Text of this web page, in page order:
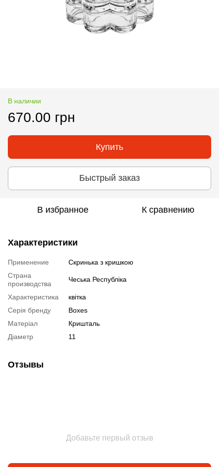
В наличии
670.00 грн
Купить
Быстрый заказ
В избранное К сравнению
Характеристики
Применение
Скринька з кришкою
Страна
производства
Чеська Республіка
Характеристика
квітка
Серія бренду
Boxes
Матеріал
Кришталь
Діаметр
11
Отзывы
Добавьте первый отзыв